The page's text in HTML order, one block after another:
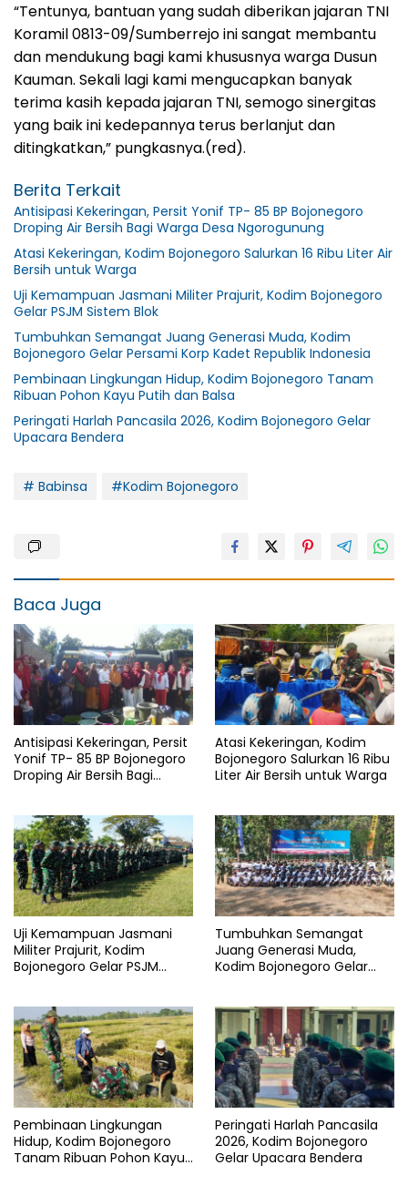
“Tentunya, bantuan yang sudah diberikan jajaran TNI
Koramil 0813-09/Sumberrejo ini sangat membantu
dan mendukung bagi kami khususnya warga Dusun
Kauman. Sekali lagi kami mengucapkan banyak
terima kasih kepada jajaran TNI, semogo sinergitas
yang baik ini kedepannya terus berlanjut dan
ditingkatkan,” pungkasnya.(red).
Berita Terkait
Antisipasi Kekeringan, Persit Yonif TP- 85 BP Bojonegoro
Droping Air Bersih Bagi Warga Desa Ngorogunung
Atasi Kekeringan, Kodim Bojonegoro Salurkan 16 Ribu Liter Air
Bersih untuk Warga
Uji Kemampuan Jasmani Militer Prajurit, Kodim Bojonegoro
Gelar PSJM Sistem Blok
Tumbuhkan Semangat Juang Generasi Muda, Kodim
Bojonegoro Gelar Persami Korp Kadet Republik Indonesia
Pembinaan Lingkungan Hidup, Kodim Bojonegoro Tanam
Ribuan Pohon Kayu Putih dan Balsa
Peringati Harlah Pancasila 2026, Kodim Bojonegoro Gelar
Upacara Bendera
# Babinsa #Kodim Bojonegoro
Baca Juga
Antisipasi Kekeringan, Persit
Yonif TP- 85 BP Bojonegoro
Droping Air Bersih Bagi
Atasi Kekeringan, Kodim
Bojonegoro Salurkan 16 Ribu
Liter Air Bersih untuk Warga
Uji Kemampuan Jasmani
Militer Prajurit, Kodim
Bojonegoro Gelar PSJM
Tumbuhkan Semangat
Juang Generasi Muda,
Kodim Bojonegoro Gelar
Pembinaan Lingkungan
Hidup, Kodim Bojonegoro
Tanam Ribuan Pohon Kayu
Peringati Harlah Pancasila
2026, Kodim Bojonegoro
Gelar Upacara Bendera